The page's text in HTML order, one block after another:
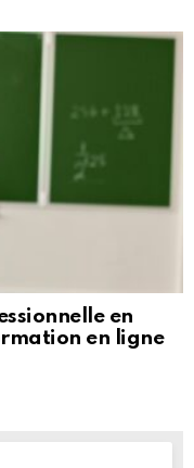
en
en ligne